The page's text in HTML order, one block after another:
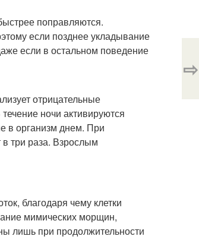
поправляются.
если позднее укладывание
если в остальном поведение
отрицательные
ночи активируются
в организм днем. При
в три раза. Взрослым
благодаря чему клетки
мимических морщин,
лишь при продолжительности
⇨